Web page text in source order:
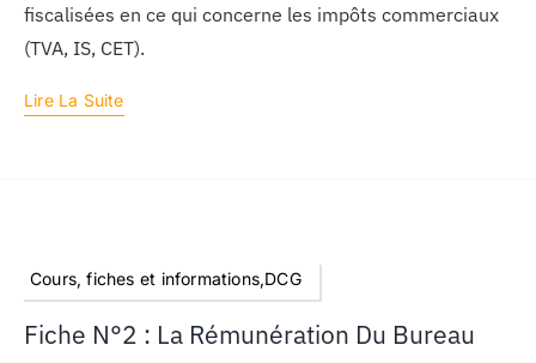
fiscalisées en ce qui concerne les impôts commerciaux
(TVA, IS, CET).
Lire La Suite
Cours, fiches et informations,DCG
Fiche N°2 : La Rémunération Du Bureau